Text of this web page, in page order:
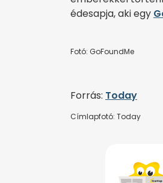
édesapja, aki egy
Fotó: GoFoundMe
Forrás: Today
Címlapfotó: Today